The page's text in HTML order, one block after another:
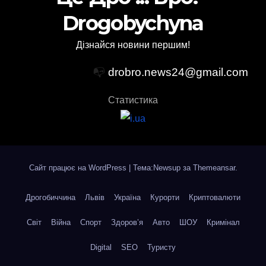
Drogobychyna
Дізнайся новини першим!
📭 drobro.news24@gmail.com
Статистика
Сайт працює на WordPress | Тема:Newsup за Themeansar.
Дрогобиччина Львів Україна Курорти Криптовалюти
Світ Війна Спорт Здоров’я Авто ШОУ Кримінал
Digital SEO Туристу